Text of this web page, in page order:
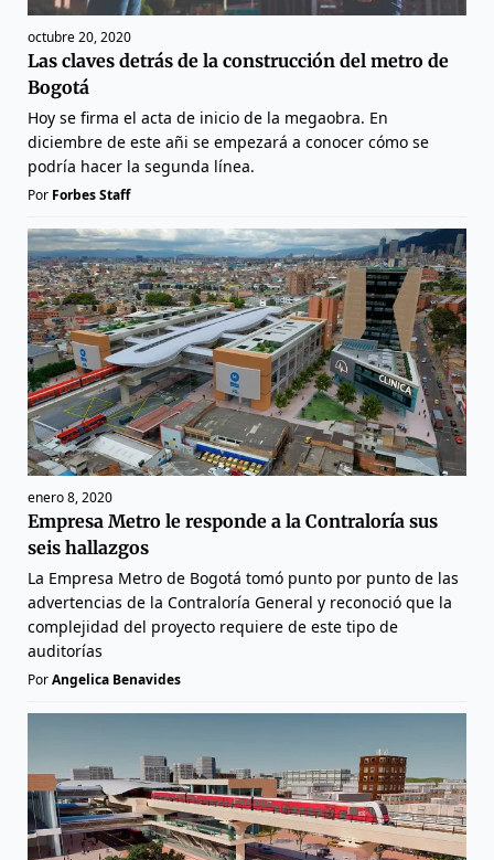
octubre 20, 2020
Las claves detrás de la construcción del metro de
Bogotá
Hoy se firma el acta de inicio de la megaobra. En
diciembre de este añi se empezará a conocer cómo se
podría hacer la segunda línea.
Por Forbes Staff
enero 8, 2020
Empresa Metro le responde a la Contraloría sus
seis hallazgos
La Empresa Metro de Bogotá tomó punto por punto de las
advertencias de la Contraloría General y reconoció que la
complejidad del proyecto requiere de este tipo de
auditorías
PorAngelica Benavides